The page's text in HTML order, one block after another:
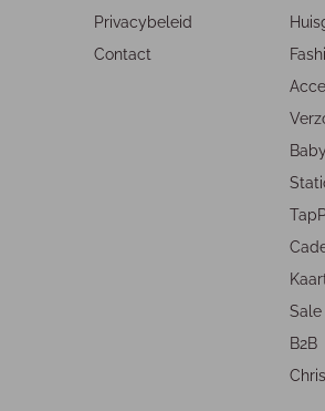
Privacybeleid
Contact
Baby
Sale
B2B